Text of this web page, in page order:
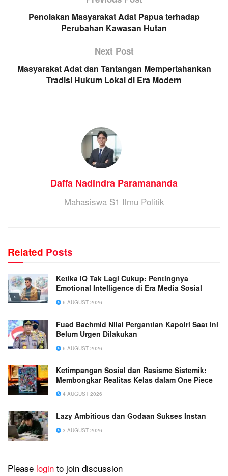
Penolakan Masyarakat Adat Papua terhadap
Perubahan Kawasan Hutan
Next Post
Masyarakat Adat dan Tantangan Mempertahankan
Tradisi Hukum Lokal di Era Modern
Daffa Nadindra Paramananda
Mahasiswa S1 Ilmu Politik
Related Posts
Ketika IQ Tak Lagi Cukup: Pentingnya
Emotional Intelligence di Era Media Sosial
6 AUGUST 2026
Fuad Bachmid Nilai Pergantian Kapolri Saat Ini
Belum Urgen Dilakukan
6 AUGUST 2026
Ketimpangan Sosial dan Rasisme Sistemik:
Membongkar Realitas Kelas dalam One Piece
4 AUGUST 2026
Lazy Ambitious dan Godaan Sukses Instan
3 AUGUST 2026
Please login to join discussion